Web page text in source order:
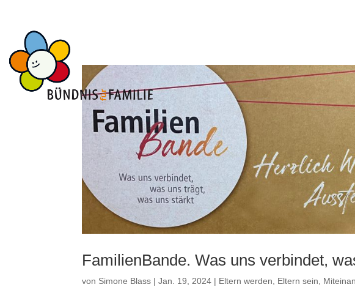
FamilienBande. Was uns verbindet,
von Simone Blass |Jan. 19, 2024 | Eltern werden, Eltern sein,